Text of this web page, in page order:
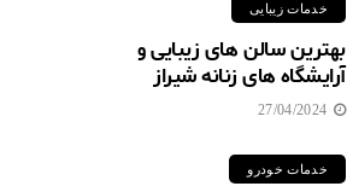
خدمات زیبایی
بهترین سالن های زیبایی و
آرایشگاه های زنانه شیراز
27/04/2024
خدمات خودرو